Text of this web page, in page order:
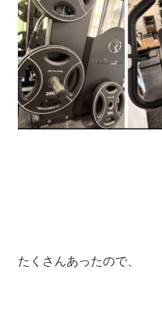
たくさんあったので、